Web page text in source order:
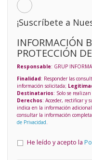
¡Suscríbete a
INFORMACIÓN
PROTECCIÓN
Responsable: GRUP
Finalidad: Responder las
información solicitada;
Destinatarios: Solo se
Derechos: Acceder, rectificar y
indica en la información
consultar la información
de Privacidad
He leído y acepto la